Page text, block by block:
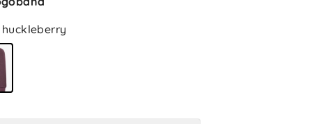
huckleberry